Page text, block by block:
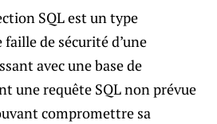
SQL est un type
de sécurité d’une
avec une base de
une requête SQL non prévue
compromettre sa